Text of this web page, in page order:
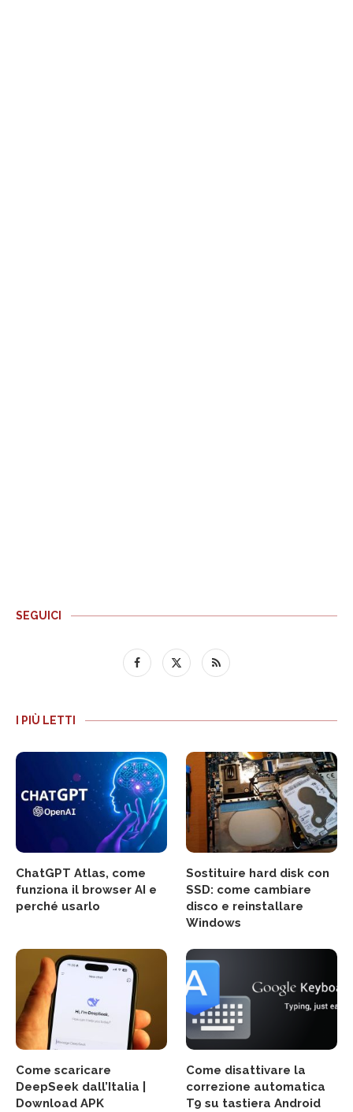
SEGUICI
I PIÙ LETTI
ChatGPT Atlas, come
funziona il browser AI e
perché usarlo
Sostituire hard disk con
SSD: come cambiare
disco e reinstallare
Windows
Come scaricare
DeepSeek dall’Italia |
Download APK
Come disattivare la
correzione automatica
T9 su tastiera Android